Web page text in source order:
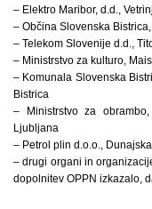
– Elektro Maribor, d.d.,
– Občina Slovenska
– Telekom Slovenije d.d.,
– Ministrstvo za kulturo,
– Komunala Slovenska
Bistrica
– Ministrstvo za
Ljubljana
– Petrol plin d.o.o.,
– drugi organi in
dopolnitev OPPN izkazalo,